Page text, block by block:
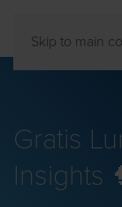
Skip to main
Gratis
Insights